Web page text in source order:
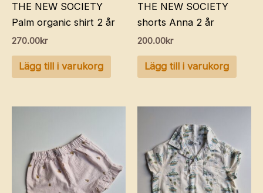
THE NEW SOCIETY
Palm organic shirt 2 år
270.00kr
Lägg till i varukorg
THE NEW SOCIETY
shorts Anna 2 år
200.00kr
Lägg till i varukorg